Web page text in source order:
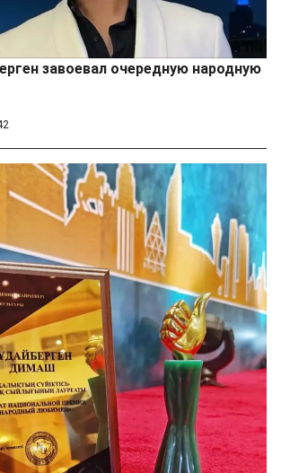
завоевал очередную народную